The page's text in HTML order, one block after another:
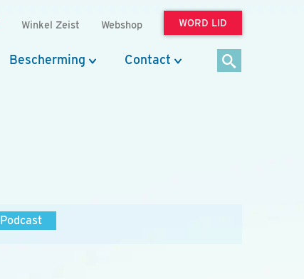
Winkel Zeist Webshop WORD LID
Bescherming Contact
Podcast